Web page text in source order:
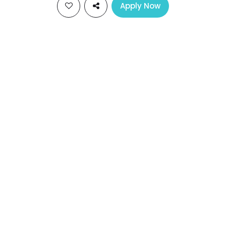
Apply Now